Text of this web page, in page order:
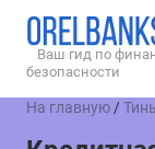
Ваш гид по
безопасности
На главную /